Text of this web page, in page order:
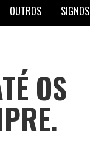
OUTROS SIGNOS
OS